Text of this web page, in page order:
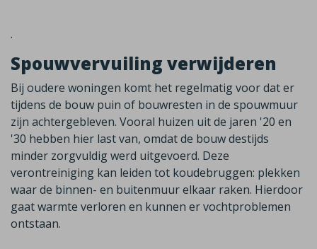
.
Spouwvervuiling verwijderen
Bij oudere woningen komt het regelmatig voor dat er
tijdens de bouw puin of bouwresten in de spouwmuur
zijn achtergebleven. Vooral huizen uit de jaren '20 en
'30 hebben hier last van, omdat de bouw destijds
minder zorgvuldig werd uitgevoerd. Deze
verontreiniging kan leiden tot koudebruggen: plekken
waar de binnen- en buitenmuur elkaar raken. Hierdoor
gaat warmte verloren en kunnen er vochtproblemen
ontstaan.